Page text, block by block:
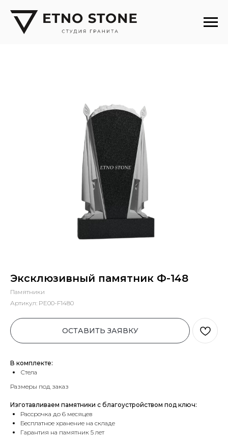
Эксклюзивный памятник Ф-148
Памятники
Артикул: PE00-F1480
ОСТАВИТЬ ЗАЯВКУ
В комплекте:
Стела
Размеры под заказ
Изготавливаем памятники с благоустройством под ключ:
Рассрочка до 6 месяцев
Бесплатное хранение на складе
Гарантия на памятник 5 лет